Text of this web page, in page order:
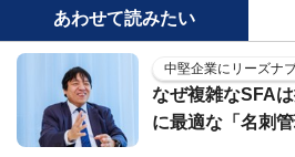
あわせて読みたい
中堅企業にリーズナ
なぜ複雑なSFA
に最適な「名刺